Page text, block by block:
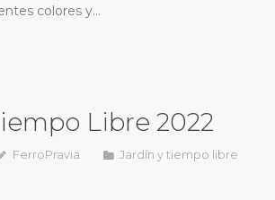
colores y…
Libre 2022
FerroPravia
Jardín y tiempo libre